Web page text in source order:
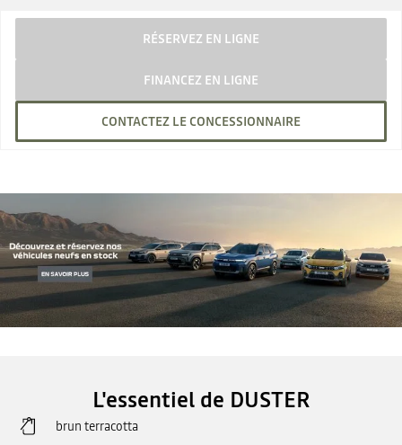
RÉSERVEZ EN LIGNE
FINANCEZ EN LIGNE
CONTACTEZ LE CONCESSIONNAIRE
L'essentiel de DUSTER
brun terracotta